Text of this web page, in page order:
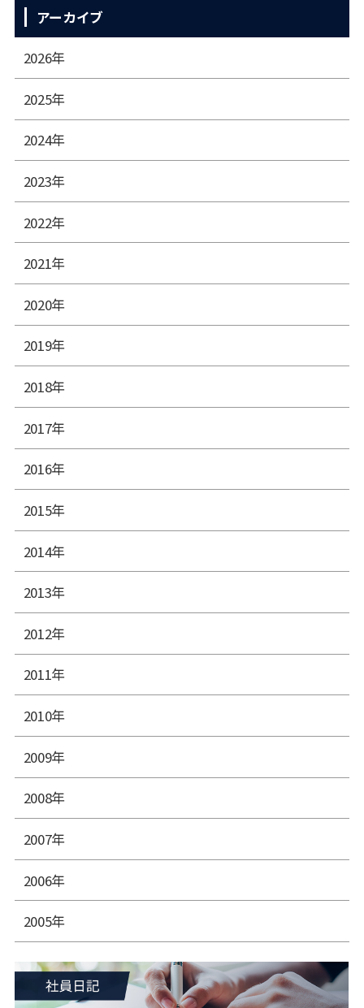
アーカイブ
2026年
2025年
2024年
2023年
2022年
2021年
2020年
2019年
2018年
2017年
2016年
2015年
2014年
2013年
2012年
2011年
2010年
2009年
2008年
2007年
2006年
2005年